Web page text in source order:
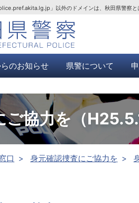
」以外のドメインは、秋田県警察
のお知らせ 県警について
ご協力を（
口 身元確認捜査にご協力を